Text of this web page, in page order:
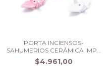
PORTA INCIENSOS-
SAHUMERIOS CERÁMICA IMP...
$4.961,00